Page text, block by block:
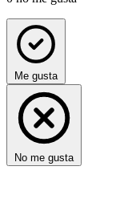
Me gusta
No me gusta